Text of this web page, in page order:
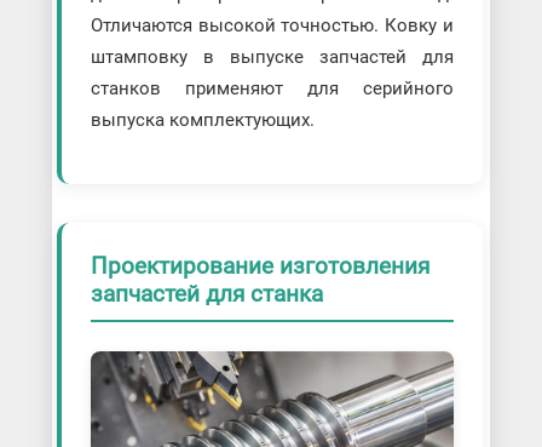
Отличаются высокой точностью. Ковку и
штамповку в выпуске запчастей для
станков применяют для серийного
выпуска комплектующих.
Проектирование изготовления
запчастей для станка